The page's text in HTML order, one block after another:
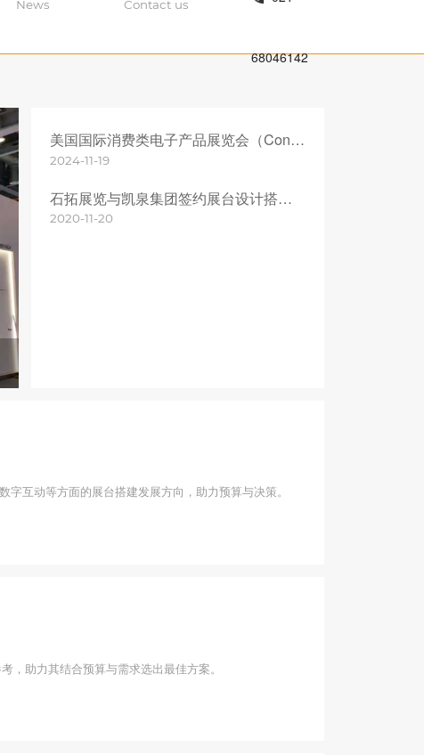
News Contact us
68046142
美国国际消费类电子产品展览会（Consumer Electronics Show，简称CES）
2024-11-19
石拓展览与凯泉集团签约展台设计搭建项目!
2020-11-20
互动等方面的展台搭建发展方向，助力预算与决策。
助力其结合预算与需求选出最佳方案。